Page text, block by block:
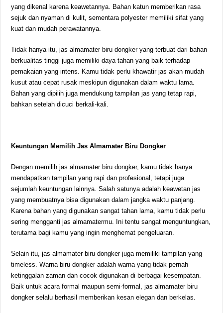
yang dikenal karena keawetannya. Bahan katun memberikan rasa
sejuk dan nyaman di kulit, sementara polyester memiliki sifat yang
kuat dan mudah perawatannya.
Tidak hanya itu, jas almamater biru dongker yang terbuat dari bahan
berkualitas tinggi juga memiliki daya tahan yang baik terhadap
pemakaian yang intens. Kamu tidak perlu khawatir jas akan mudah
kusut atau cepat rusak meskipun digunakan dalam waktu lama.
Bahan yang dipilih juga mendukung tampilan jas yang tetap rapi,
bahkan setelah dicuci berkali-kali.
Keuntungan Memilih Jas Almamater Biru Dongker
Dengan memilih jas almamater biru dongker, kamu tidak hanya
mendapatkan tampilan yang rapi dan profesional, tetapi juga
sejumlah keuntungan lainnya. Salah satunya adalah keawetan jas
yang membuatnya bisa digunakan dalam jangka waktu panjang.
Karena bahan yang digunakan sangat tahan lama, kamu tidak perlu
sering mengganti jas almamatermu. Ini tentu sangat menguntungkan,
terutama bagi kamu yang ingin menghemat pengeluaran.
Selain itu, jas almamater biru dongker juga memiliki tampilan yang
timeless. Warna biru dongker adalah warna yang tidak pernah
ketinggalan zaman dan cocok digunakan di berbagai kesempatan.
Baik untuk acara formal maupun semi-formal, jas almamater biru
dongker selalu berhasil memberikan kesan elegan dan berkelas.